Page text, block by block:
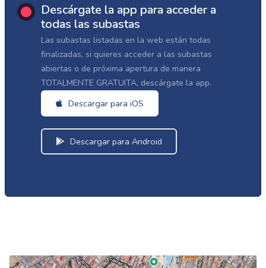
Descárgate la app para acceder a
todas las subastas
Las subastas listadas en la web están todas
finalizadas, si quieres acceder a las subastas
abiertas o de próxima apertura de manera
TOTALMENTE GRATUITA, descárgate la app.
Descargar para iOS
Descargar para Android